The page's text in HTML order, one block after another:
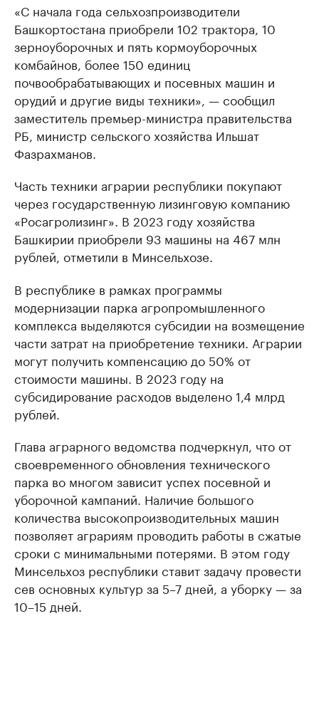
«С начала года сельхозпроизводители
Башкортостана приобрели 102 трактора, 10
зерноуборочных и пять кормоуборочных
комбайнов, более 150 единиц
почвообрабатывающих и посевных машин и
орудий и другие виды техники», — сообщил
заместитель премьер-министра правительства
РБ, министр сельского хозяйства Ильшат
Фазрахманов.
Часть техники аграрии республики покупают
через государственную лизинговую компанию
«Росагролизинг». В 2023 году хозяйства
Башкирии приобрели 93 машины на 467 млн
рублей, отметили в Минсельхозе.
В республике в рамках программы
модернизации парка агропромышленного
комплекса выделяются субсидии на возмещение
части затрат на приобретение техники. Аграрии
могут получить компенсацию до 50% от
стоимости машины. В 2023 году на
субсидирование расходов выделено 1,4 млрд
рублей.
Глава аграрного ведомства подчеркнул, что от
своевременного обновления технического
парка во многом зависит успех посевной и
уборочной кампаний. Наличие большого
количества высокопроизводительных машин
позволяет аграриям проводить работы в сжатые
сроки с минимальными потерями. В этом году
Минсельхоз республики ставит задачу провести
сев основных культур за 5–7 дней, а уборку — за
10–15 дней.